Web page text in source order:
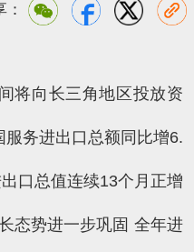
：
将向长三角地区投放资
务进出口总额同比增6.
口总值连续13个月正增
态势进一步巩固 全年进